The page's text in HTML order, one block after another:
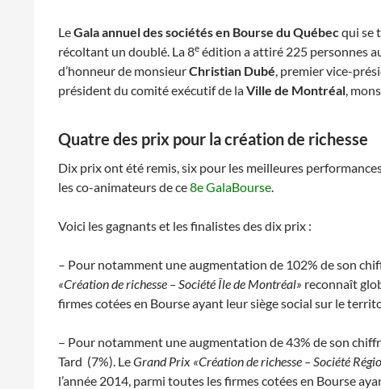
LeGala annuel des sociétés en Bourse du Québecqui se
récoltant un doublé. La 8e édition a attiré 225 personnes
d’honneur de monsieurChristian Dubé, premier vice-
président du comité exécutif de laVille de Montréal,
Quatre des prix pour la création de richesse
Dix prix ont été remis, six pour les meilleures
les co-animateurs de ce8e GalaBourse.
Voici les gagnants et les finalistes des dix prix :
– Pour notamment une augmentation de 102% de son
«Création de richesse – Société Île de Montréal» reconnaît
firmes cotées en Bourse ayant leur siège social sur le
– Pour notamment une augmentation de 43% de son
Tard (7%). LeGrand Prix «Création de richesse – Société
l’année 2014, parmi toutes les firmes cotées en Bourse